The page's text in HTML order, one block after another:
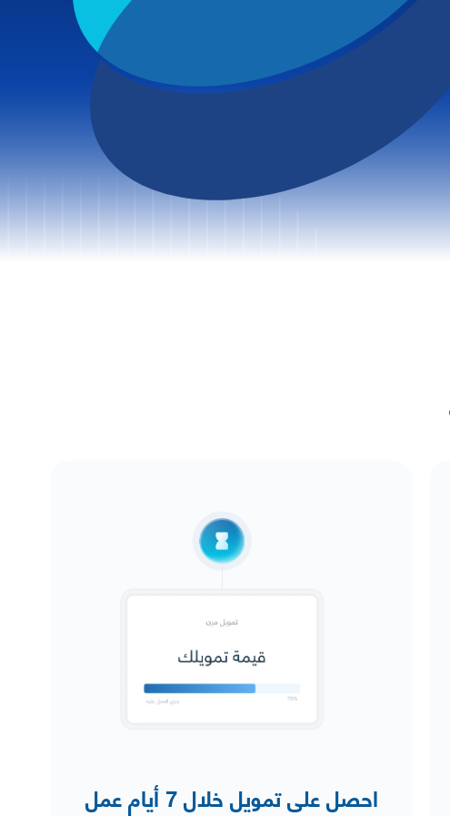
احصل على تمويل خلال 7 أيام عمل